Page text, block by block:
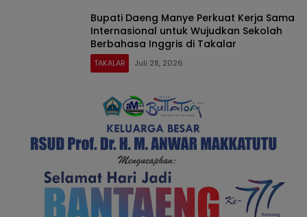
Bupati Daeng Manye Perkuat Kerja Sama
Internasional untuk Wujudkan Sekolah
Berbahasa Inggris di Takalar
TAKALAR Juli 28, 2026